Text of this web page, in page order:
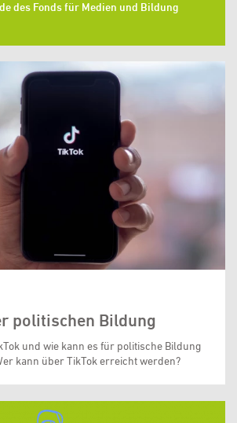
des Fonds für Medien und Bildung
politischen Bildung
und wie kann es für politische Bildung
kann über TikTok erreicht werden?